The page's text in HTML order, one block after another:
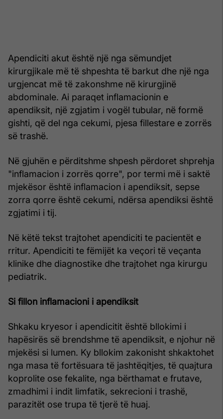
Apendiciti akut është një nga sëmundjet
kirurgjikale më të shpeshta të barkut dhe një nga
urgjencat më të zakonshme në kirurgjinë
abdominale. Ai paraqet inflamacionin e
apendiksit, një zgjatim i vogël tubular, në formë
gishti, që del nga cekumi, pjesa fillestare e zorrës
së trashë.
Në gjuhën e përditshme shpesh përdoret shprehja
"inflamacion i zorrës qorre", por termi më i saktë
mjekësor është inflamacion i apendiksit, sepse
zorra qorre është cekumi, ndërsa apendiksi është
zgjatimi i tij.
Në këtë tekst trajtohet apendiciti te pacientët e
rritur. Apendiciti te fëmijët ka veçori të veçanta
klinike dhe diagnostike dhe trajtohet nga kirurgu
pediatrik.
Si fillon inflamacioni i apendiksit
Shkaku kryesor i apendicitit është bllokimi i
hapësirës së brendshme të apendiksit, e njohur në
mjekësi si lumen. Ky bllokim zakonisht shkaktohet
nga masa të fortësuara të jashtëqitjes, të quajtura
koprolite ose fekalite, nga bërthamat e frutave,
zmadhimi i indit limfatik, sekrecioni i trashë,
parazitët ose trupa të tjerë të huaj.